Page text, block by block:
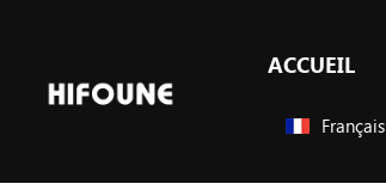
ACCUEIL
Français